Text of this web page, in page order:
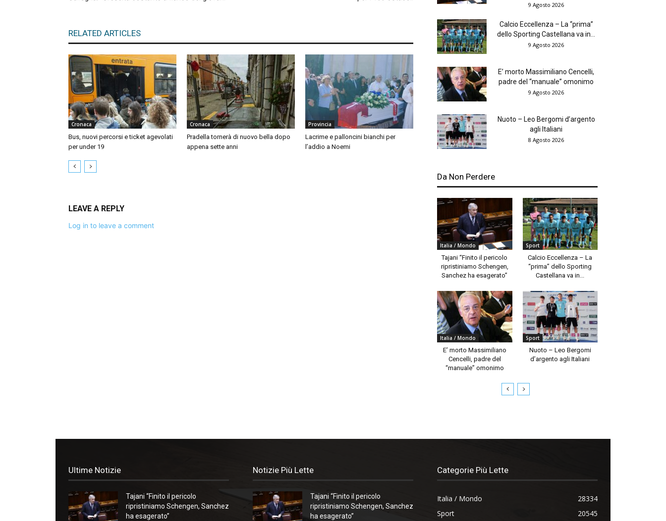
RELATED ARTICLES
Cronaca
Bus, nuovi percorsi e ticket agevolati
per under 19
Cronaca
Pradella tornerà di nuovo bella dopo
appena sette anni
Provincia
Lacrime e palloncini bianchi per
l’addio a Noemi
LEAVE A REPLY
Log in to leave a comment
9 Agosto 2026
Calcio Eccellenza – La “prima”
dello Sporting Castellana va in...
9 Agosto 2026
E’ morto Massimiliano Cencelli,
padre del “manuale” omonimo
9 Agosto 2026
Nuoto – Leo Bergomi d’argento
agli Italiani
8 Agosto 2026
Da Non Perdere
Italia / Mondo
Tajani “Finito il pericolo
ripristiniamo Schengen,
Sanchez ha esagerato”
Sport
Calcio Eccellenza – La
“prima” dello Sporting
Castellana va in...
Italia / Mondo
E’ morto Massimiliano
Cencelli, padre del
“manuale” omonimo
Sport
Nuoto – Leo Bergomi
d’argento agli Italiani
Ultime Notizie
Tajani “Finito il pericolo
ripristiniamo Schengen, Sanchez
ha esagerato”
Notizie Più Lette
Tajani “Finito il pericolo
ripristiniamo Schengen, Sanchez
ha esagerato”
Categorie Più Lette
Italia / Mondo
28334
Sport
20545